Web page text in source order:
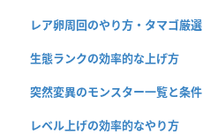
レア卵周回のやり方・タマゴ厳選
生態ランクの効率的な上げ方
突然変異のモンスター一覧と条件
レベル上げの効率的なやり方